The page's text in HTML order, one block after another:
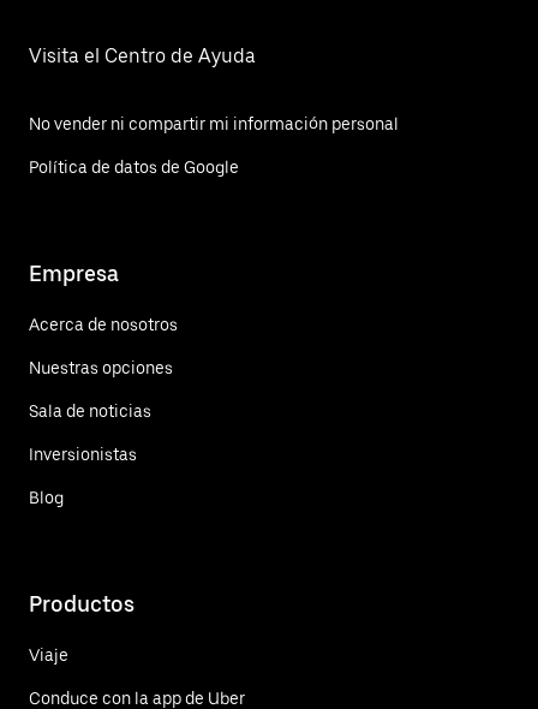
Visita el Centro de Ayuda
No vender ni compartir mi información personal
Política de datos de Google
Empresa
Acerca de nosotros
Nuestras opciones
Sala de noticias
Inversionistas
Blog
Productos
Viaje
Conduce con la app de Uber